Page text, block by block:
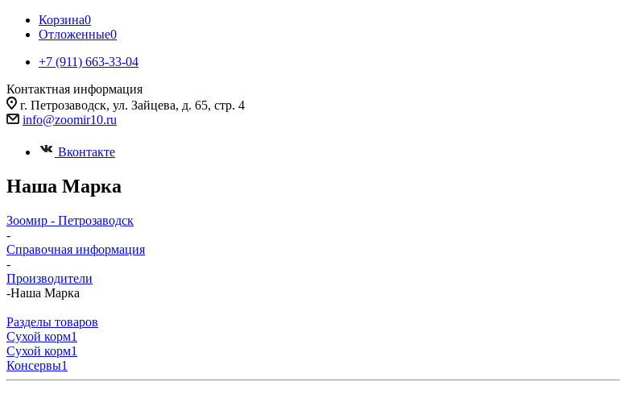
Корзина0
Отложенные0
+7 (911) 663-33-04
Контактная информация
г. Петрозаводск, ул. Зайцева, д. 65, стр. 4
info@zoomir10.ru
Вконтакте
Наша Марка
Зоомир - Петрозаводск
-
Справочная информация
-
Производители
-Наша Марка
Разделы товаров
Cухой корм1
Cухой корм1
Консервы1